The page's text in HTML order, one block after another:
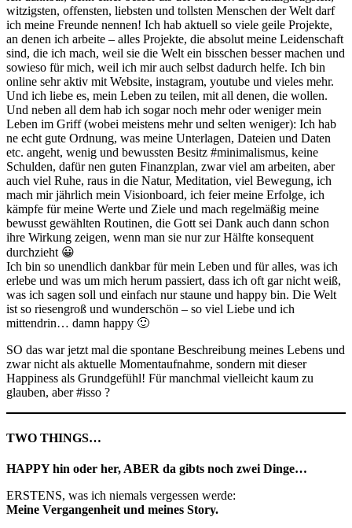
witzigsten, offensten, liebsten und tollsten Menschen der Welt darf
ich meine Freunde nennen! Ich hab aktuell so viele geile Projekte,
an denen ich arbeite – alles Projekte, die absolut meine Leidenschaft
sind, die ich mach, weil sie die Welt ein bisschen besser machen und
sowieso für mich, weil ich mir auch selbst dadurch helfe. Ich bin
online sehr aktiv mit Website, instagram, youtube und vieles mehr.
Und ich liebe es, mein Leben zu teilen, mit all denen, die wollen.
Und neben all dem hab ich sogar noch mehr oder weniger mein
Leben im Griff (wobei meistens mehr und selten weniger): Ich hab
ne echt gute Ordnung, was meine Unterlagen, Dateien und Daten
etc. angeht, wenig und bewussten Besitz #minimalismus, keine
Schulden, dafür nen guten Finanzplan, zwar viel am arbeiten, aber
auch viel Ruhe, raus in die Natur, Meditation, viel Bewegung, ich
mach mir jährlich mein Visionboard, ich feier meine Erfolge, ich
kämpfe für meine Werte und Ziele und mach regelmäßig meine
bewusst gewählten Routinen, die Gott sei Dank auch dann schon
ihre Wirkung zeigen, wenn man sie nur zur Hälfte konsequent
durchzieht 😀
Ich bin so unendlich dankbar für mein Leben und für alles, was ich
erlebe und was um mich herum passiert, dass ich oft gar nicht weiß,
was ich sagen soll und einfach nur staune und happy bin. Die Welt
ist so riesengroß und wunderschön – so viel Liebe und ich
mittendrin… damn happy 🙂
SO das war jetzt mal die spontane Beschreibung meines Lebens und
zwar nicht als aktuelle Momentaufnahme, sondern mit dieser
Happiness als Grundgefühl! Für manchmal vielleicht kaum zu
glauben, aber #isso ?
TWO THINGS…
HAPPY hin oder her, ABER da gibts noch zwei Dinge…
ERSTENS, was ich niemals vergessen werde:
Meine Vergangenheit und meines Story.